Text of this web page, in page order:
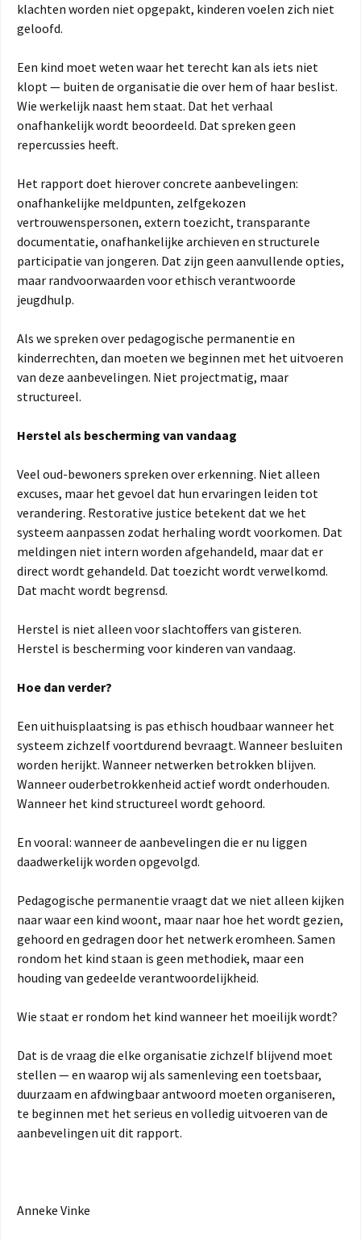
klachten worden niet opgepakt, kinderen voelen zich niet
geloofd.
Een kind moet weten waar het terecht kan als iets niet
klopt — buiten de organisatie die over hem of haar beslist.
Wie werkelijk naast hem staat. Dat het verhaal
onafhankelijk wordt beoordeeld. Dat spreken geen
repercussies heeft.
Het rapport doet hierover concrete aanbevelingen:
onafhankelijke meldpunten, zelfgekozen
vertrouwenspersonen, extern toezicht, transparante
documentatie, onafhankelijke archieven en structurele
participatie van jongeren. Dat zijn geen aanvullende opties,
maar randvoorwaarden voor ethisch verantwoorde
jeugdhulp.
Als we spreken over pedagogische permanentie en
kinderrechten, dan moeten we beginnen met het uitvoeren
van deze aanbevelingen. Niet projectmatig, maar
structureel.
Herstel als bescherming van vandaag
Veel oud-bewoners spreken over erkenning. Niet alleen
excuses, maar het gevoel dat hun ervaringen leiden tot
verandering. Restorative justice betekent dat we het
systeem aanpassen zodat herhaling wordt voorkomen. Dat
meldingen niet intern worden afgehandeld, maar dat er
direct wordt gehandeld. Dat toezicht wordt verwelkomd.
Dat macht wordt begrensd.
Herstel is niet alleen voor slachtoffers van gisteren.
Herstel is bescherming voor kinderen van vandaag.
Hoe dan verder?
Een uithuisplaatsing is pas ethisch houdbaar wanneer het
systeem zichzelf voortdurend bevraagt. Wanneer besluiten
worden herijkt. Wanneer netwerken betrokken blijven.
Wanneer ouderbetrokkenheid actief wordt onderhouden.
Wanneer het kind structureel wordt gehoord.
En vooral: wanneer de aanbevelingen die er nu liggen
daadwerkelijk worden opgevolgd.
Pedagogische permanentie vraagt dat we niet alleen kijken
naar waar een kind woont, maar naar hoe het wordt gezien,
gehoord en gedragen door het netwerk eromheen. Samen
rondom het kind staan is geen methodiek, maar een
houding van gedeelde verantwoordelijkheid.
Wie staat er rondom het kind wanneer het moeilijk wordt?
Dat is de vraag die elke organisatie zichzelf blijvend moet
stellen — en waarop wij als samenleving een toetsbaar,
duurzaam en afdwingbaar antwoord moeten organiseren,
te beginnen met het serieus en volledig uitvoeren van de
aanbevelingen uit dit rapport.
Anneke Vinke